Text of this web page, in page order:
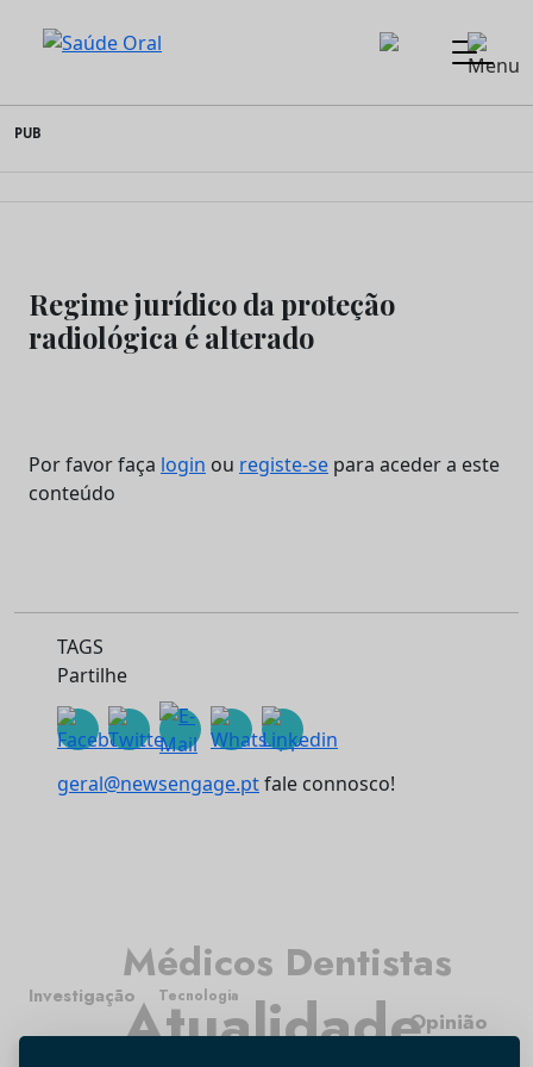
to
content
Saúde Oral
PUB
Regime jurídico da proteção
radiológica é alterado
Por favor faça login ou registe-se para aceder a este
conteúdo
TAGS
Partilhe
geral@newsengage.ptfale connosco!
Atualidade
Médicos Dentistas
Opinião
Tecnologia
Investigação